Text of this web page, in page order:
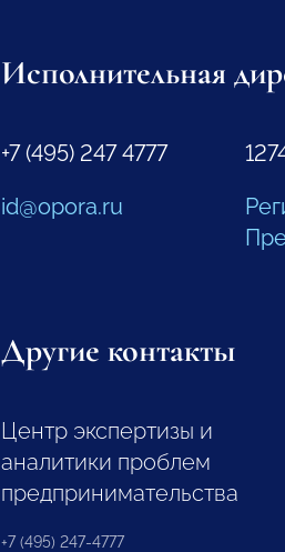
Исполнительная
+7 (495) 247 4777
id@opora.ru
Другие контакты
Центр экспертизы и
аналитики проблем
предпринимательства
+7 (495) 247-4777